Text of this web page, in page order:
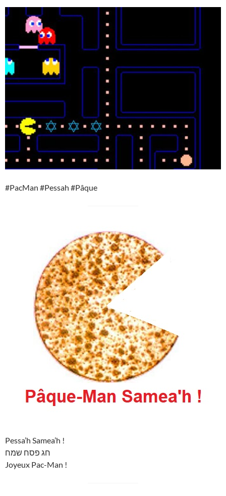
#PacMan #Pessah #Pâque
Pessa’h Samea’h !
חג פסח שמח
Joyeux Pac-Man !